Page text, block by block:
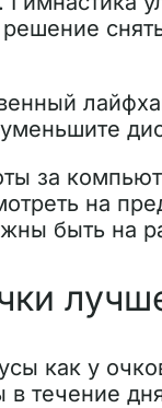
за
на
быть на
как у
в течение